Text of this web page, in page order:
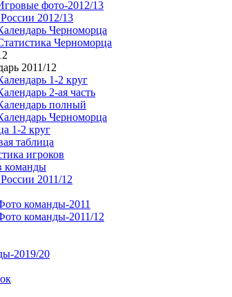
фото-2012/13
2012/13
Черноморца
Черноморца
2011/12
1-2 круг
2-ая часть
полный
Черноморца
1-2 круг
таблица
игроков
команды
2011/12
команды-2011
команды-2011/12
2019/20